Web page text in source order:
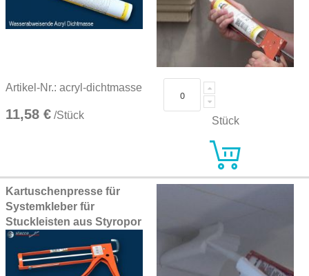
Artikel-Nr.: acryl-dichtmasse
11,58 € /Stück Stück
Kartuschenpresse für
Systemkleber für
Stuckleisten aus Styropor